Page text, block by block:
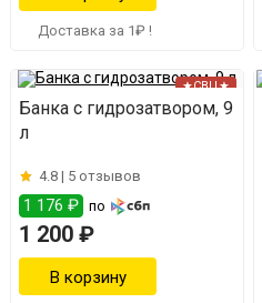
Доставка за 1₽ !
★СВЦ★
Банка с гидрозатвором, 9
л
4.8 | 5 отзывов
1 176 ₽ по
1 200 ₽